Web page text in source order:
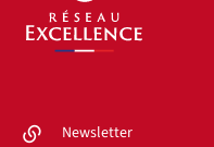
Newsletter